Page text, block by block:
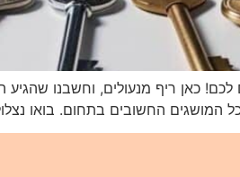
כאן ריף מנעולים, וחשבנו
המושגים החשובים בתחום. בואו